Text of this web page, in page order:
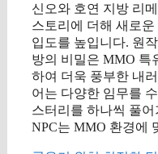
신오와 호연 지방 리
스토리에 더해 새로
입도를 높입니다. 원
방의 비밀은 MMO 특
하여 더욱 풍부한 내
어는 다양한 임무를
스터리를 하나씩 풀
NPC는 MMO 환경에